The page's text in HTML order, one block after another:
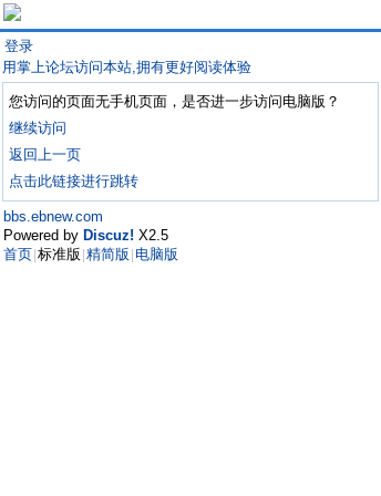
登录
用掌上论坛访问本站,拥有更好阅读体验
您访问的页面无手机页面，是否进一步访问电脑版？
继续访问
返回上一页
点击此链接进行跳转
bbs.ebnew.com
Powered by Discuz! X2.5
首页 标准版 精简版 电脑版